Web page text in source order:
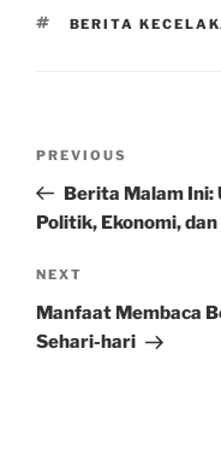
TAGS
BERITA
Previous
Post
PREVIOUS
Berita Malam Ini:
Politik, Ekonomi,
Next
Post
NEXT
Manfaat Membaca
Sehari-hari